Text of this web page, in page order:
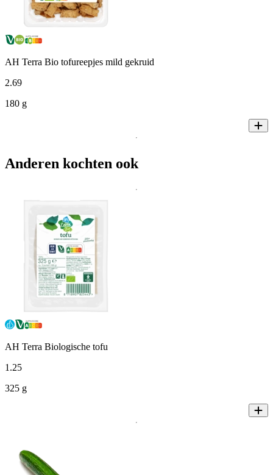
AH Terra Bio tofureepjes mild gekruid
2.69
180 g
Anderen kochten ook
AH Terra Biologische tofu
1 .25
325 g